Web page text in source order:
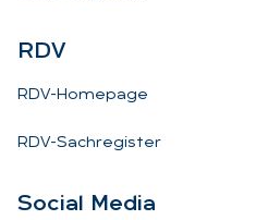
RDV
RDV-Homepage
RDV-Sachregister
So­ci­al Me­dia